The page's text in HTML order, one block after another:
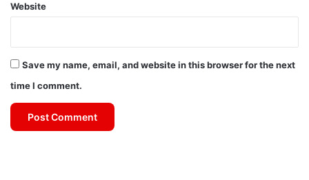
Website
Save my name, email, and website in this browser for the next
time I comment.